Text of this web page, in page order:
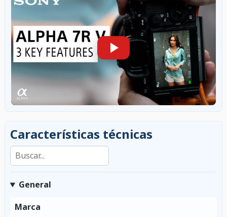
Características técnicas
Buscar en las características
General
Marca